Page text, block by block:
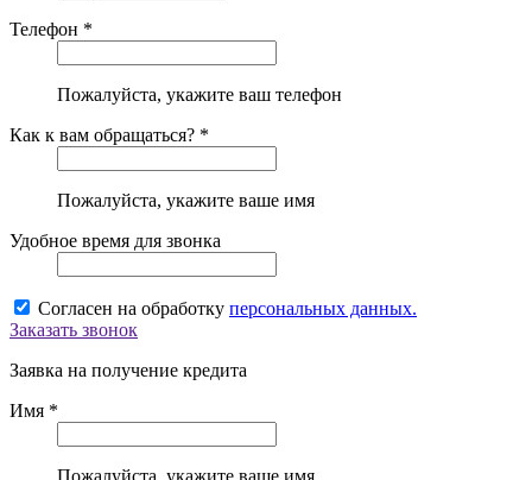
Телефон *
Пожалуйста, укажите ваш телефон
Как к вам обращаться? *
Пожалуйста, укажите ваше имя
Удобное время для звонка
Согласен на обработку персональных данных.
Заказать звонок
Заявка на получение кредита
Имя *
Пожалуйста, укажите ваше имя